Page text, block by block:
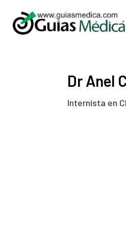
Dr Anel
Internista en